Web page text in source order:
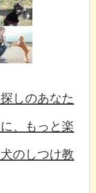
しのあなた
、もっと楽
のしつけ教